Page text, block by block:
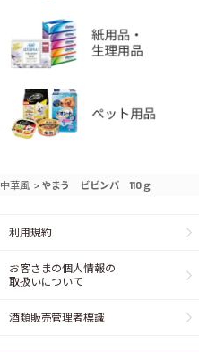
中華風 >やまう ビビンバ 110ｇ
利用規約
お客さまの個人情報の
取扱いについて
酒類販売管理者標識